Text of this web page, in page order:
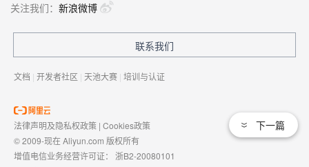
下一篇
关注我们： 新浪微博
联系我们
文档 | 开发者社区 | 天池大赛 | 培训与认证
法律声明及隐私权政策 | Cookies政策
© 2009-现在 Aliyun.com 版权所有
增值电信业务经营许可证： 浙B2-20080101